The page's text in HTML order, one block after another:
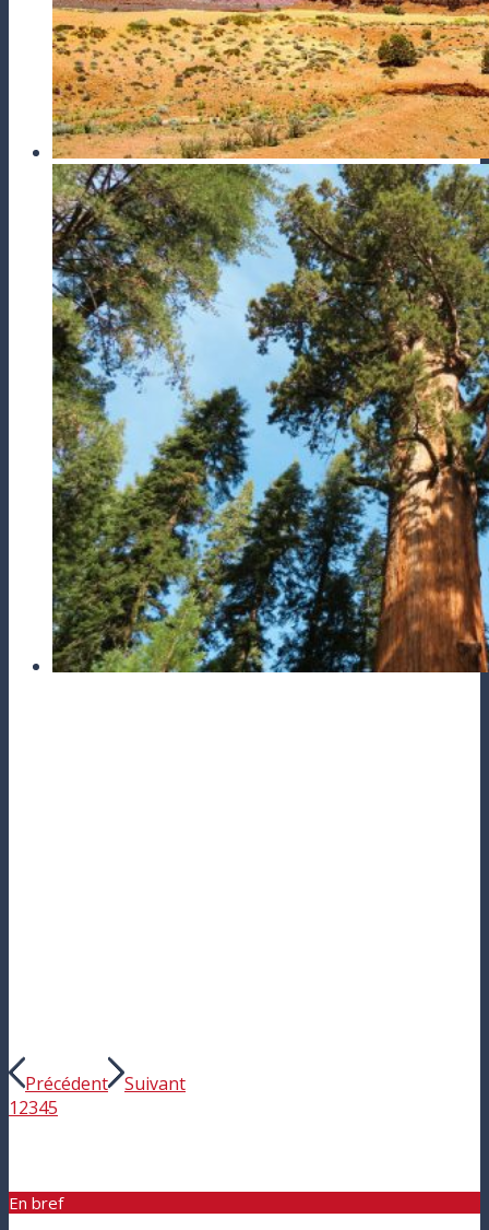
Précédent
Suivant
12345
En bref